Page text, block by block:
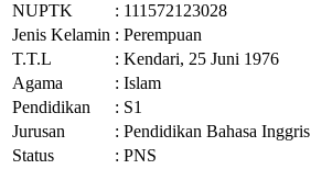
NUPTK
: 111572123028
Jenis Kelamin : Perempuan
T.T.L
: Kendari, 25 Juni 1976
Agama
: Islam
Pendidikan
: S1
Jurusan
: Pendidikan Bahasa Inggris
Status
: PNS